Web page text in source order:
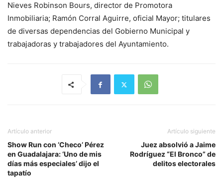
Nieves Robinson Bours, director de Promotora
Inmobiliaria; Ramón Corral Aguirre, oficial Mayor; titulares
de diversas dependencias del Gobierno Municipal y
trabajadoras y trabajadores del Ayuntamiento.
Artículo anterior
Show Run con ‘Checo’ Pérez
en Guadalajara: ‘Uno de mis
días más especiales’ dijo el
tapatío
Artículo siguiente
Juez absolvió a Jaime
Rodríguez “El Bronco” de
delitos electorales